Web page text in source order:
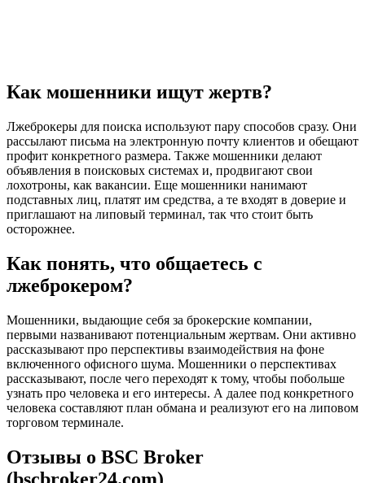
Как мошенники ищут жертв?
Лжеброкеры для поиска используют пару способов сразу. Они
рассылают письма на электронную почту клиентов и обещают
профит конкретного размера. Также мошенники делают
объявления в поисковых системах и, продвигают свои
лохотроны, как вакансии. Еще мошенники нанимают
подставных лиц, платят им средства, а те входят в доверие и
приглашают на липовый терминал, так что стоит быть
осторожнее.
Как понять, что общаетесь с
лжеброкером?
Мошенники, выдающие себя за брокерские компании,
первыми названивают потенциальным жертвам. Они активно
рассказывают про перспективы взаимодействия на фоне
включенного офисного шума. Мошенники о перспективах
рассказывают, после чего переходят к тому, чтобы побольше
узнать про человека и его интересы. А далее под конкретного
человека составляют план обмана и реализуют его на липовом
торговом терминале.
Отзывы о BSC Broker